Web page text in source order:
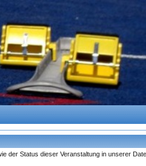
der Status dieser Veranstaltung in unserer